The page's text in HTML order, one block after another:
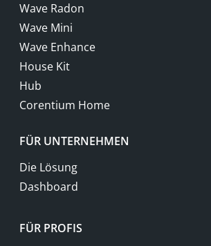
Wave Radon
Wave Mini
Wave Enhance
House Kit
Hub
Corentium Home
FÜR UNTERNEHMEN
Die Lösung
Dashboard
FÜR PROFIS